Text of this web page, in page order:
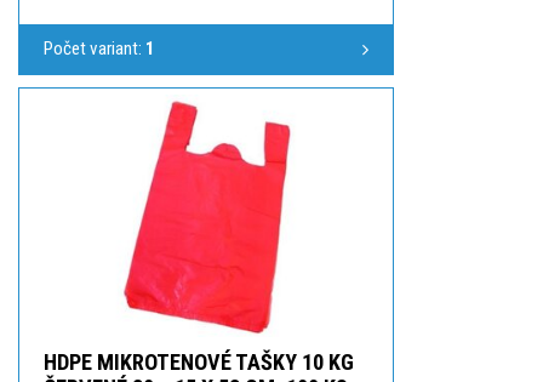
Počet variant: 1
HDPE MIKROTENOVÉ TAŠKY 10 KG